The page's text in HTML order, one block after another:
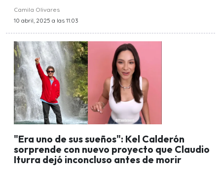
Camila Olivares
10 abril, 2025 a las 11:03
"Era uno de sus sueños": Kel Calderón
sorprende con nuevo proyecto que Claudio
Iturra dejó inconcluso antes de morir